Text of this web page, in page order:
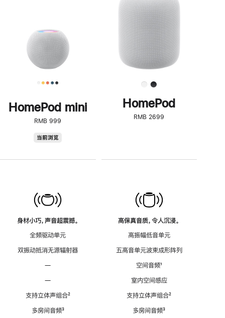
HomePod mini
RMB 999
当前浏览
身材小巧，声音超震撼。
全频驱动单元
双振动抵消无源辐射器
—
—
支持立体声组合脚
²
多房间音频脚
³
了
解
HomePod<
HomePod
RMB 2699
高保真音质，令人沉浸。
高振幅低音单元
五高音单元波束成形阵列
空间音频脚
¹
室内空间感应
支持立体声组合脚
²
多房间音频脚
³